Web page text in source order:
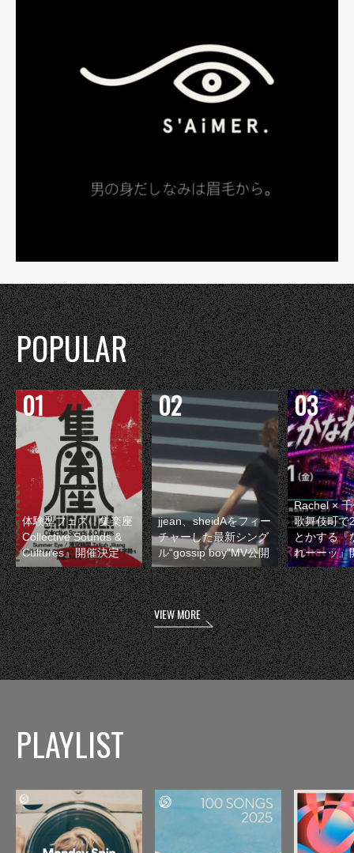
POPULAR
体験型フェス『集楽座
Collective Sounds &
Cultures』開催決定
jjean、sheidAをフィー
チャーした最新シング
ル“gossip boy”MV公開
Rachel ×
歌舞伎町で
とかする『
れーーッ』
VIEW MORE
PLAYLIST